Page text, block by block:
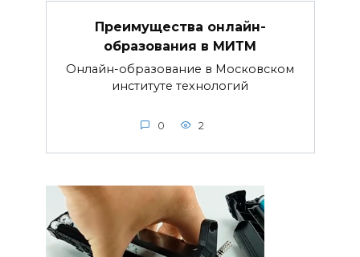
Преимущества онлайн-
образования в МИТМ
Онлайн-образование в Московском
институте технологий
0 2